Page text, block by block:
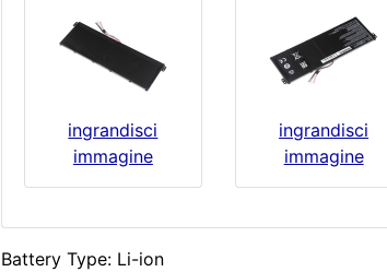
ingrandisci
immagine
ingrandisci
immagine
Battery Type: Li-ion